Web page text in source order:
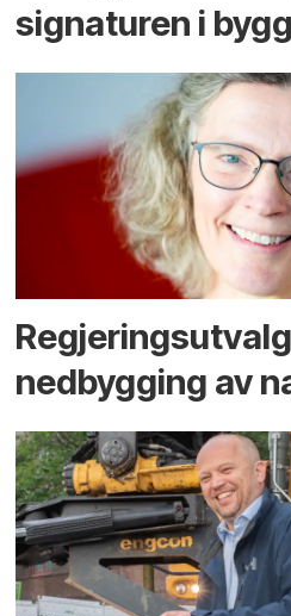
signaturen i
ned­bygging av